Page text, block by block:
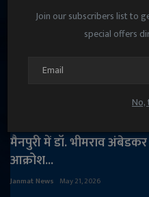
Join our subscribers list to
special offers
No,
मैनपुरी में डॉ. भीमराव अंबेडकर
आक्रोश...
Janmat News May 21, 2026